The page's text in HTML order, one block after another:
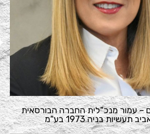
– עמור מנכ"לית החברה הבורסאית
תעשיות בניה 1973 בע"מ